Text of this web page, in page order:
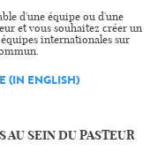
d'une équipe ou d'une
et vous souhaitez créer un
internationales sur
(IN ENGLISH)
AU SEIN DU PASTEUR